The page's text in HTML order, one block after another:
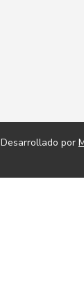
Desarrollado por